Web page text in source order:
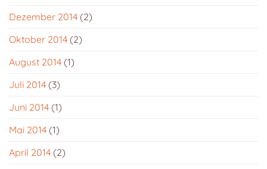
Dezember 2014 (2)
Oktober 2014 (2)
August 2014 (1)
Juli 2014 (3)
Juni 2014 (1)
Mai 2014 (1)
April 2014 (2)